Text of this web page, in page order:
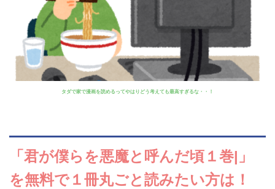
タダで家で漫画を読めるってやはりどう考えても最高すぎるな・・！
「君が僕らを悪魔と呼んだ頃１巻|」
を無料で１冊丸ごと読みたい方は！